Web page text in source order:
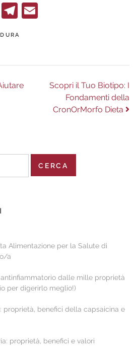
WhatsApp
Telegram
Next
post:
Scopri il Tuo Biotipo: I
Fondamenti della
CronOrMorfo Dieta
Alimentazione per la Salute di
a
antinfiammatorio dalle mille proprietà
per digerirlo meglio!)
proprietà, benefici della capsaicina e
proprietà, benefici e valori